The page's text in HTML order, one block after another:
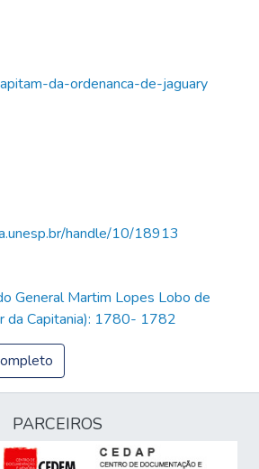
da-ordenanca-de-jaguary
handle/10/18913
General Martim Lopes Lobo de
da Capitania): 1780- 1782
PARCEIROS